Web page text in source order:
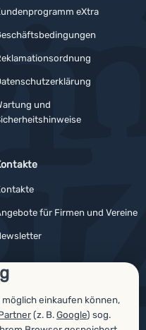
einkaufen können,
(z. B.Google) sog.
eXtra
und
für Firmen und Vereine